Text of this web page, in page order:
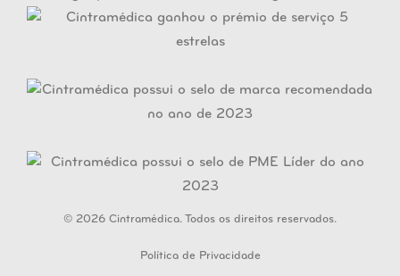
© 2026 Cintramédica. Todos os direitos reservados.
Política de Privacidade